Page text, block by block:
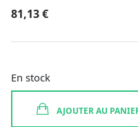
81,13€
En stock
AJOUTER AU